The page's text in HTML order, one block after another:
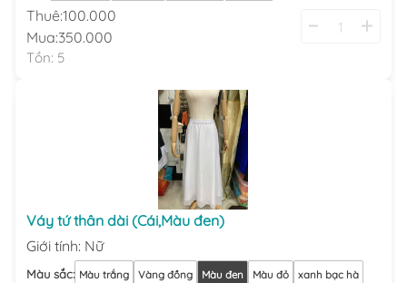
Thuê:100.000
Mua:350.000
Tồn: 5
Váy tứ thân dài (Cái,Màu đen)
Giới tính: Nữ
Màu sắc: Màu trắng Vàng đồng Màu đen Màu đỏ xanh bạc hà